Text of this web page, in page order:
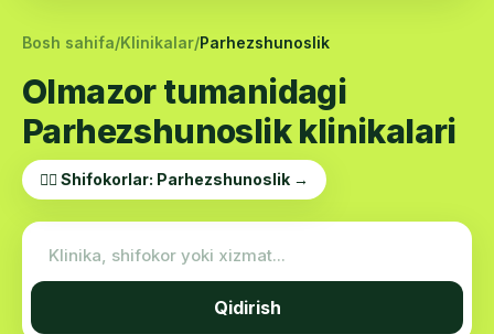
Bosh sahifa/Klinikalar/Parhezshunoslik
Olmazor tumanidagi
Parhezshunoslik klinikalari
👨‍⚕️ Shifokorlar: Parhezshunoslik →
Qidirish